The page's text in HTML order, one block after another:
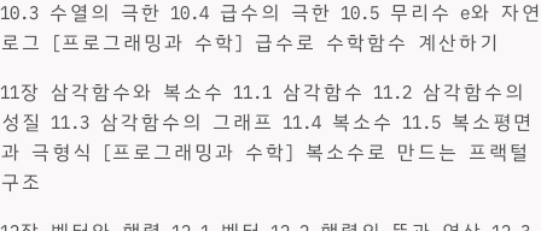
10.3 수열의 극한 10.4 급수의 극한 10.5 무리수 e와 자연
로그 [프로그래밍과 수학] 급수로 수학함수 계산하기
11장 삼각함수와 복소수 11.1 삼각함수 11.2 삼각함수의
성질 11.3 삼각함수의 그래프 11.4 복소수 11.5 복소평면
과 극형식 [프로그래밍과 수학] 복소수로 만드는 프랙털
구조